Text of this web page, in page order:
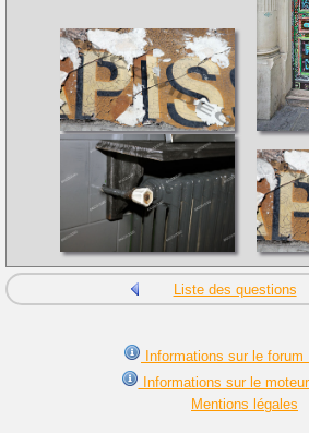
Liste des questions
Informations sur le forum
Informations sur le
Mentions légales